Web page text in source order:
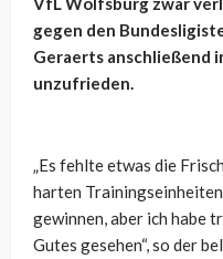
gegen den
Geraerts anschließend
unzufrieden.
„Es fehlte etwas die
harten
gewinnen, aber ich habe
Gutes gesehen“, so der